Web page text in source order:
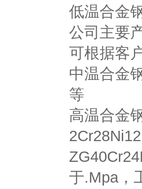
低温合金
公司主要
可根据客
中温合金
等
高温合金
于.Mpa，